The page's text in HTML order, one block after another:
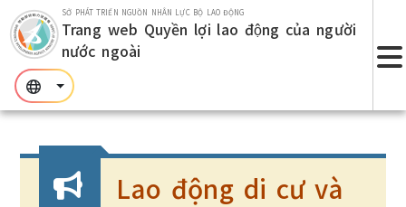
Nhảy đến khu vực chủ yếu.
SỞ PHÁT TRIỂN NGUỒN NHÂN LỰC BỘ LAO ĐỘNG
Trang web Quyền lợi lao động của người
nước ngoài
:::
:::
Lao động di cư và